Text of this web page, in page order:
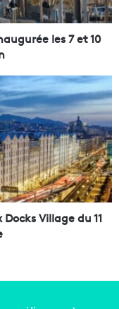
les 7 et 10
Village du 11